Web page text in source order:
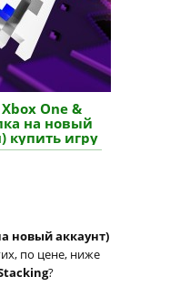
One &
на новый
купить игру
новый аккаунт)
по цене, ниже
?